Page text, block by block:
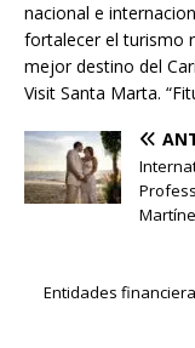
nacional e
fortalecer el turismo
mejor destino del
Visit Santa Marta.
Entidades